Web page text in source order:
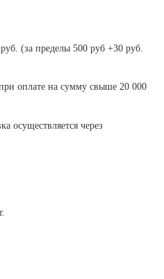
(за пределы 500 руб +30 руб.
оплате на сумму свыше 20 000
осуществляется через